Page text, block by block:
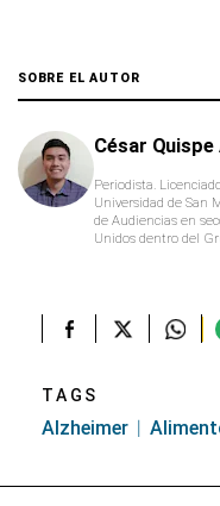
SOBRE EL AUTOR
César
Periodista.
Universidad de San
de Audiencias en
Unidos dentro del
TAGS
Alzheimer